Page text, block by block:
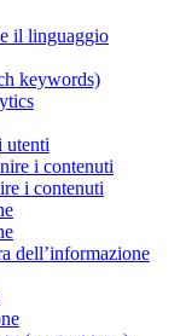
il linguaggio
keywords)
utenti
i contenuti
i contenuti
dell’informazione